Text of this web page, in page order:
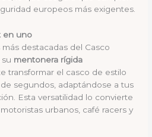
europeos más exigentes.
en uno
destacadas del Casco
mentonera rígida
transformar el casco de estilo
segundos, adaptándose a tus
Esta versatilidad lo convierte
urbanos, café racers y